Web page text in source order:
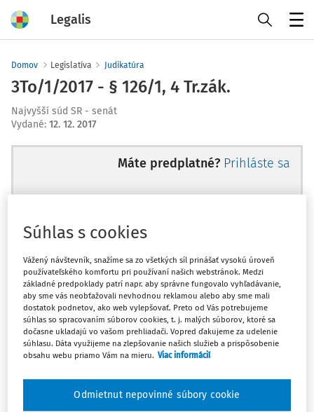
Legalis
Domov Legislatíva Judikatúra
3To/1/2017 - § 126/1, 4 Tr.zák.
Najvyšší súd SR - senát
Vydané: 12. 12. 2017
Máte predplatné? Prihláste sa
Ups, zatiaľ ste si prečítali len
začiatok...
Celý odborný obsah z tejto oblasti je
dostupný predplatiteľom portálu.
obsahu a získajte prístup na 10 dní
zdarma, stačí sa len zaregistrovať.
Súhlas s cookies
Vážený návštevník, snažíme sa zo všetkých síl prinášať vysokú úroveň
používateľského komfortu pri používaní našich webstránok. Medzi
základné predpoklady patrí napr. aby správne fungovalo vyhľadávanie,
aby sme vás neobťažovali nevhodnou reklamou alebo aby sme mali
dostatok podnetov, ako web vylepšovať. Preto od Vás potrebujeme
súhlas so spracovaním súborov cookies, t. j. malých súborov, ktoré sa
dočasne ukladajú vo vašom prehliadači. Vopred ďakujeme za udelenie
súhlasu. Dáta využijeme na zlepšovanie našich služieb a prispôsobenie
obsahu webu priamo Vám na mieru. Viac informácií
Odmietnut nepovinné súbory cookie